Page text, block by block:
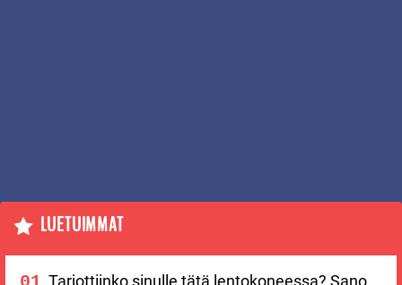
LUETUIMMAT
Tarjottiinko sinulle tätä lentokoneessa? Sano